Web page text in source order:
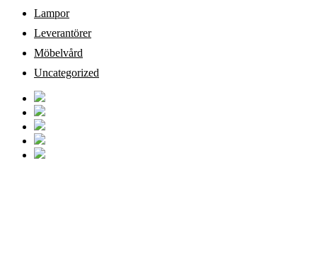
Lampor
Leverantörer
Möbelvård
Uncategorized